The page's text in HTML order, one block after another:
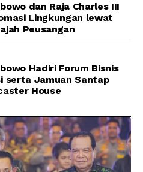
dan Raja Charles III
Lingkungan lewat
Peusangan
Hadiri Forum Bisnis
serta Jamuan Santap
House